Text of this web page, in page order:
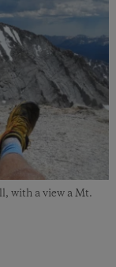
with a view a Mt.